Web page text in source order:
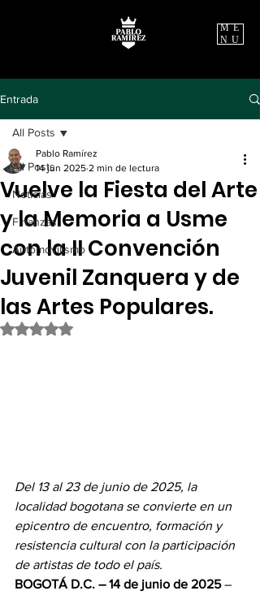
ME
NU
Entrada
All Posts
Noticias
Finanzas
Automovilismo
All Posts
Vuelve la Fiesta del Arte
y la Memoria a Usme
con la II Convención
Juvenil Zanquera y de
las Artes Populares.
Pablo Ramírez
14 jun 2025 2 min de lectura
Obtuvo NaN de 5 estrellas.
Del 13 al 23 de junio de 2025, la
localidad bogotana se convierte en un
epicentro de encuentro, formación y
resistencia cultural con la participación
de artistas de todo el país.
BOGOTÁ D.C. – 14 de junio de 2025 –